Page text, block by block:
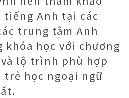
tiếng Anh tại các
trung tâm Anh
khóa học với chương
lộ trình phù hợp
học ngoại ngữ